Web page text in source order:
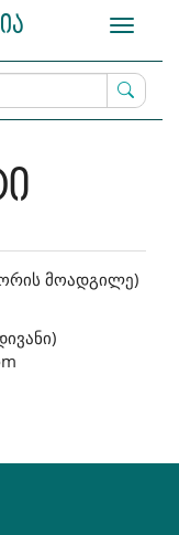
Toggle
მოადგილე)